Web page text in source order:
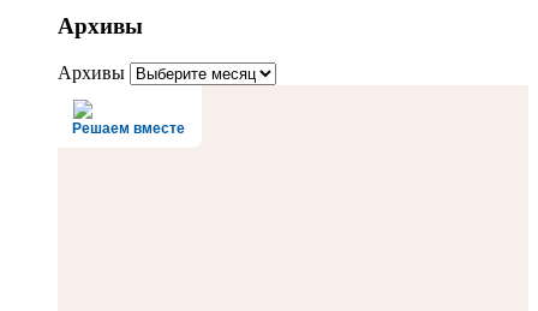
Архивы
Архивы
Решаем вместе